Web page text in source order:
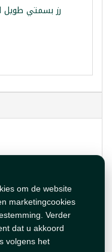
om de website
marketingcookies
Verder
dat u akkoord
volgens het
رز بسمتي طويل ابو